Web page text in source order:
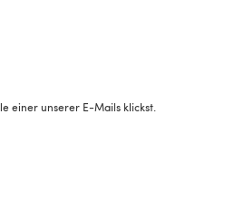
einer unserer E-Mails klickst.